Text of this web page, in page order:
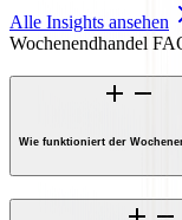
Alle Insights ansehen
Wochenendhandel
Wie funktioniert der